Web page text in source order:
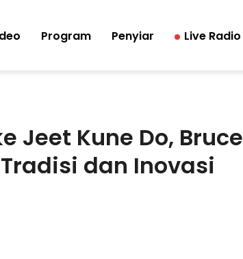
Program Penyiar Live Radio
Jeet Kune Do, Bruce
dan Inovasi